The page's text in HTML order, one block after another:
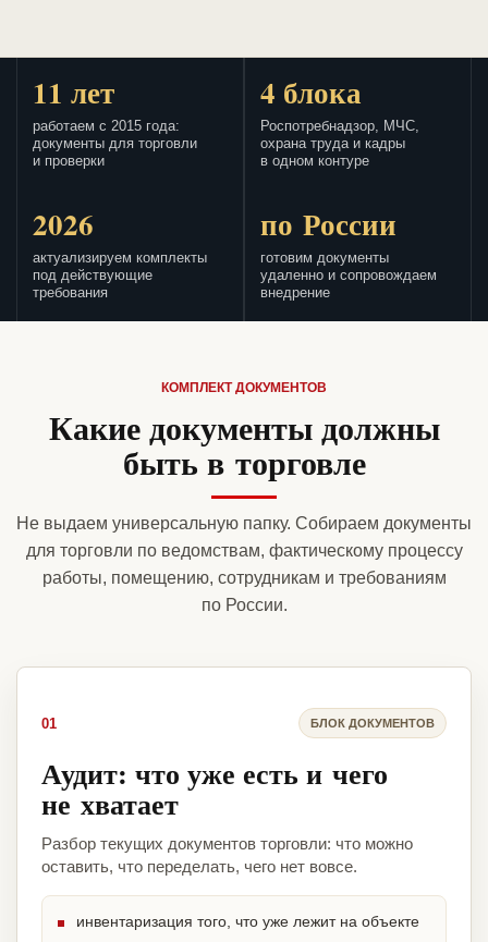
11 лет
работаем с 2015 года:
документы для торговли
и проверки
4 блока
Роспотребнадзор, МЧС,
охрана труда и кадры
в одном контуре
2026
актуализируем комплекты
под действующие
требования
по России
готовим документы
удаленно и сопровождаем
внедрение
КОМПЛЕКТ ДОКУМЕНТОВ
Какие документы должны
быть в торговле
Не выдаем универсальную папку. Собираем документы
для торговли по ведомствам, фактическому процессу
работы, помещению, сотрудникам и требованиям
по России.
01 БЛОК ДОКУМЕНТОВ
Аудит: что уже есть и чего
не хватает
Разбор текущих документов торговли: что можно
оставить, что переделать, чего нет вовсе.
инвентаризация того, что уже лежит на объекте